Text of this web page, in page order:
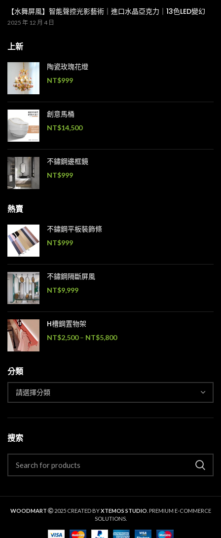
【水舞屏風】智能聲控光影藝術｜進口水晶亞克力｜13色LED變幻
2025 年 12 月 4 日
上新
陶瓷玫瑰花燈
NT$999
創意馬桶
NT$14,500
不鏽鋼邊框鏡
NT$999
熱賣
不鏽鋼平板裝飾條
NT$999
不鏽鋼隔斷屏風
NT$9,999
H槽鋼置物架
NT$2,500 – NT$5,800
分類
搜索
WOODMART 2025 CREATED BYXTEMOS STUDIO . PREMIUM E-COMMERCE
SOLUTIONS.